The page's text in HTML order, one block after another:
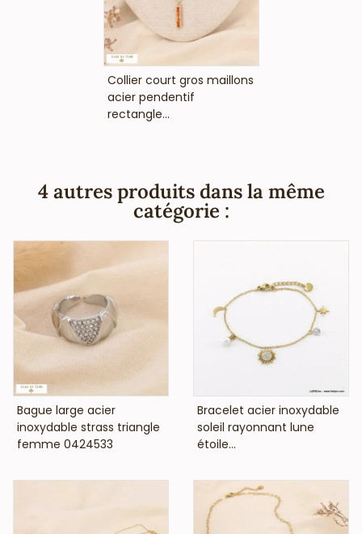
VOIR LE PRIX
Collier court gros maillons
acier pendentif
rectangle...
4 autres produits dans la même
catégorie :
VOIR LE PRIX
Bague large acier
inoxydable strass triangle
femme 0424533
VOIR LE PRIX
Bracelet acier inoxydable
soleil rayonnant lune
étoile...